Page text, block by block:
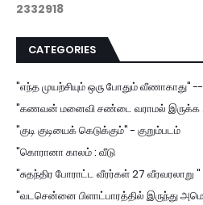
2332918
CATEGORIES
"எந்த முயற்சியும் ஒரு போதும் வீணாகாது"
"கணவன் மனைவி சண்டை வராமல் இருக்க
"குடி குடியைக் கெடுக்கும்" - குறும்படம்
"கொரானா காலம் : வீடு
"சுதந்திர போராட்ட வீரர்கள் 27 வீரவரலாறு "
"வடசென்னை பிளாட்பாரத்தில் இருந்து